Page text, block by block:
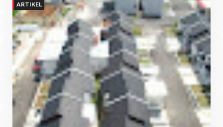
ARTIKEL